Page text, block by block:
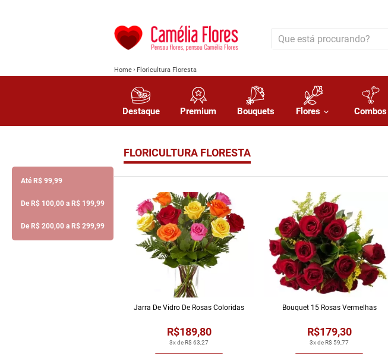
Até R$ 99,99
De R$ 100,00 a R$ 199,99
De R$ 200,00 a R$ 299,99
Destaque Premium Bouquets Flores Combos
Home Floricultura Floresta
FLORICULTURA FLORESTA
3x de R$ 63,27
R$189,80
Jarra De Vidro De Rosas Coloridas
3x de R$ 59,77
R$179,30
Bouquet 15 Rosas Vermelhas